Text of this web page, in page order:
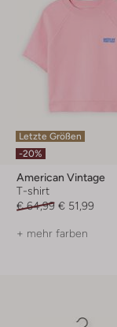
Letzte Größen
-20%
American Vintage
T-shirt
€ 64,99 € 51,99
+ mehr farben